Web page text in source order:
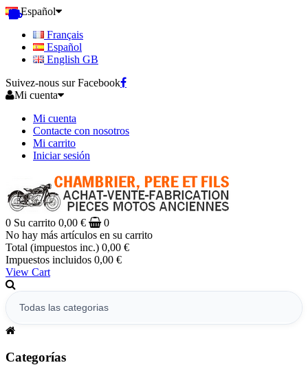
Español
Français
Español
English GB
Suivez-nous sur Facebook
Mi cuenta
Mi cuenta
Contacte con nosotros
Mi carrito
Iniciar sesión
0 Su carrito 0,00 €
0
No hay más artículos en su carrito
Total (impuestos inc.) 0,00 €
Impuestos incluidos 0,00 €
View Cart
Categorías